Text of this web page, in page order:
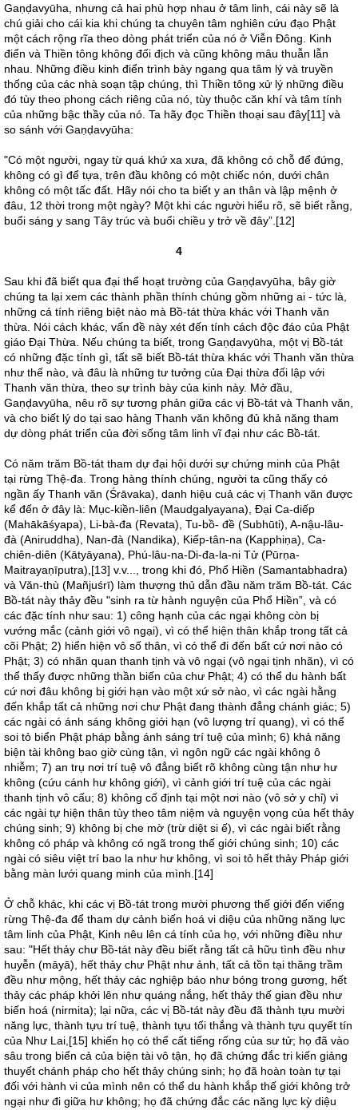
Gaṇḍavyūha, nhưng cả hai phù hợp nhau ở tâm linh, cái này sẽ là
chú giải cho cái kia khi chúng ta chuyên tâm nghiên cứu đạo Phật
một cách rộng rĩa theo dòng phát triển của nó ở Viễn Đông. Kinh
điển và Thiền tông không đối địch và cũng không mâu thuẫn lẫn
nhau. Những điều kinh điển trình bày ngang qua tâm lý và truyền
thống của các nhà soạn tập chúng, thì Thiền tông xử lý những điều
đó tùy theo phong cách riêng của nó, tùy thuộc căn khí và tâm tính
của những bậc thầy của nó. Ta hãy đọc Thiền thoại sau đây[11] và
so sánh với Gaṇḍavyūha:
"Có một người, ngay từ quá khứ xa xưa, đã không có chỗ để đứng,
không có gì để tựa, trên đầu không có một chiếc nón, dưới chân
không có một tấc đất. Hãy nói cho ta biết y an thân và lập mệnh ở
đâu, 12 thời trong một ngày? Một khi các người hiểu rõ, sẽ biết rằng,
buổi sáng y sang Tây trúc và buổi chiều y trở về đây”.[12]
4
Sau khi đã biết qua đại thể hoạt trường của Gaṇḍavyūha, bây giờ
chúng ta lại xem các thành phần thính chúng gồm những ai - tức là,
những cá tính riêng biệt nào mà Bồ-tát thừa khác với Thanh văn
thừa. Nói cách khác, vấn đề này xét đến tính cách độc đáo của Phật
giáo Đại Thừa. Nếu chúng ta biết, trong Gaṇḍavyūha, một vị Bồ-tát
có những đặc tính gì, tất sẽ biết Bồ-tát thừa khác với Thanh văn thừa
như thế nào, và đâu là những tư tưởng của Đại thừa đối lập với
Thanh văn thừa, theo sự trình bày của kinh này. Mở đầu,
Gaṇḍavyūha, nêu rõ sự tương phản giữa các vị Bồ-tát và Thanh văn,
và cho biết lý do tại sao hàng Thanh văn không đủ khả năng tham
dự dòng phát triển của đời sống tâm linh vĩ đại như các Bồ-tát.
Có năm trăm Bồ-tát tham dự đại hội dưới sự chứng minh của Phật
tại rừng Thệ-đa. Trong hàng thính chúng, người ta cũng thấy có
ngần ấy Thanh văn (Śrāvaka), danh hiệu cuả các vị Thanh văn được
kể đến ở đây là: Mục-kiền-liên (Maudgalyayana), Đại Ca-diếp
(Mahākāśyapa), Li-bà-đa (Revata), Tu-bồ- đề (Subhūti), A-nậu-lâu-
đà (Aniruddha), Nan-đà (Nandika), Kiếp-tân-na (Kapphiṇa), Ca-
chiên-diên (Kātyāyana), Phú-lâu-na-Di-đa-la-ni Tử (Pūrṇa-
Maitrayaṇīputra),[13] v.v..., trong khi đó, Phổ Hiền (Samantabhadra)
và Văn-thù (Mañjuśrī) làm thượng thủ dẫn đầu năm trăm Bồ-tát. Các
Bồ-tát này thảy đều "sinh ra từ hành nguyện của Phổ Hiền”, và có
các đặc tính như sau: 1) công hạnh của các ngại không còn bị
vướng mắc (cảnh giới vô ngại), vì có thể hiện thân khắp trong tất cả
cõi Phật; 2) hiển hiện vô số thân, vì có thể đi đến bất cứ nơi nào có
Phật; 3) có nhãn quan thanh tịnh và vô ngại (vô ngại tịnh nhãn), vì có
thể thấy được những thần biến của chư Phật; 4) có thể du hành bất
cứ nơi đâu không bị giới hạn vào một xứ sở nào, vì các ngài hằng
đến khắp tất cả những nơi chư Phật đang thành đẳng chánh giác; 5)
các ngài có ánh sáng không giới hạn (vô lượng trí quang), vì có thể
soi tỏ biển Phật pháp bằng ánh sáng trí tuệ của mình; 6) khả năng
biện tài không bao giờ cùng tận, vì ngôn ngữ các ngài không ô
nhiễm; 7) an trụ nơi trí tuệ vô đẳng biết rõ không cùng tận như hư
không (cứu cánh hư không giới), vì cảnh giới trí tuệ của các ngài
thanh tịnh vô cấu; 8) không cố định tại một nơi nào (vô sở y chỉ) vì
các ngài tự hiện thân tùy theo tâm niệm và nguyện vọng của hết thảy
chúng sinh; 9) không bị che mờ (trừ diệt si ế), vì các ngài biết rằng
không có pháp và không có ngã trong thế giới chúng sinh; 10) các
ngài có siêu việt trí bao la như hư không, vì soi tỏ hết thảy Pháp giới
bằng màn lưới quang minh của mình.[14]
Ở chỗ khác, khi các vị Bồ-tát trong mười phương thế giới đến viếng
rừng Thệ-đa để tham dự cảnh biến hoá vi diệu của những năng lực
tâm linh của Phật, Kinh nêu lên cá tính của họ, với những điều như
sau: "Hết thảy chư Bồ-tát này đều biết rằng tất cả hữu tình đều như
huyễn (māyā), hết thảy chư Phật như ảnh, tất cả tồn tại thăng trầm
đều như mộng, hết thảy các nghiệp báo như bóng trong gương, hết
thảy các pháp khởi lên như quáng nắng, hết thảy thế gian đều như
biến hoá (nirmita); lại nữa, các vị Bồ-tát này đều đã thành tựu mười
năng lực, thành tựu trí tuệ, thành tựu tối thắng và thành tựu quyết tín
của Như Lai,[15] khiến họ có thể cất tiếng rống của sư tử; họ đã vào
sâu trong biển cả của biện tài vô tận, họ đã chứng đắc tri kiến giảng
thuyết chánh pháp cho hết thảy chúng sinh; họ đã hoàn toàn tự tại
đối với hành vi của mình nên có thể du hành khắp thế giới không trở
ngại như đi giữa hư không; họ đã chứng đắc các năng lực kỳ diệu